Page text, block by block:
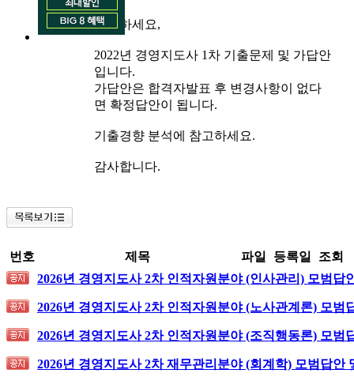
안녕하세요,
2022년 경영지도사 1차 기출문제 및 가답안
입니다.
가답안은 합격자발표 후 변경사항이 없다
면 확정답안이 됩니다.
기출경향 분석에 참고하세요.
감사합니다.
번호 제목 파일 등록일
조회
2026년 경영지도사 2차 인적자원분야 (인사관리) 모범답
2026년 경영지도사 2차 인적자원분야 (노사관계론) 모범
2026년 경영지도사 2차 인적자원분야 (조직행동론) 모범
2026년 경영지도사 2차 재무관리분야 (회계학) 모범답안